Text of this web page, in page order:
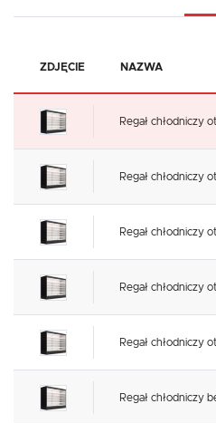
ZDJĘCIE NAZWA
Regał chłodniczy
Regał chłodniczy
Regał chłodniczy
Regał chłodniczy
Regał chłodniczy
Regał chłodniczy